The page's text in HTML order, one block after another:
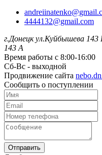
4444132@gmail.com
г.Донецк ул.Куйбышева 143
143 А
Время работы с 8:00-16:00
Сб-Вс - выходной
Продвижение сайта
Сообщить о поступлении
Отправить